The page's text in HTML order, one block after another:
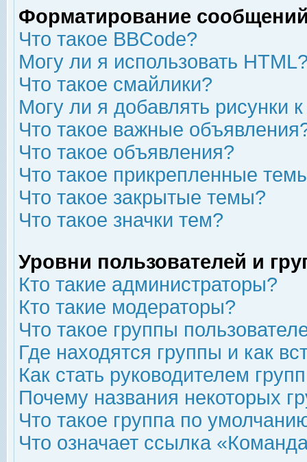
Форматирование
Что такое BBCode?
Могу ли я использовать
Что такое смайлики?
Могу ли я добавлять рисунки
Что такое важные
Что такое объявления?
Что такое прикрепленные
Что такое закрытые темы?
Что такое значки тем?
Уровни пользователей и
Кто такие администраторы?
Кто такие модераторы?
Что такое группы
Где находятся группы и как
Как стать руководителем
Почему названия некоторых
Что такое группа по
Что означает ссылка